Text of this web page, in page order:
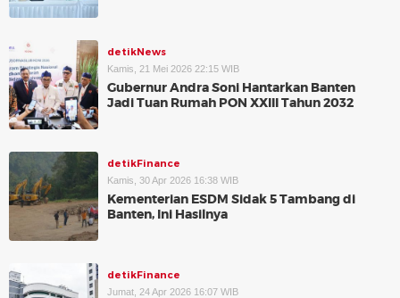
detikNews
Kamis, 21 Mei 2026 22:15 WIB
Gubernur Andra Soni Hantarkan Banten
Jadi Tuan Rumah PON XXIII Tahun 2032
detikFinance
Kamis, 30 Apr 2026 16:38 WIB
Kementerian ESDM Sidak 5 Tambang di
Banten, Ini Hasilnya
detikFinance
Jumat, 24 Apr 2026 16:07 WIB